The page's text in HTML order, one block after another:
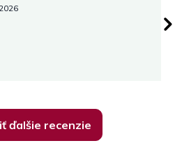
je 5 z 5 hviezdičiek.
ďalšie recenzie